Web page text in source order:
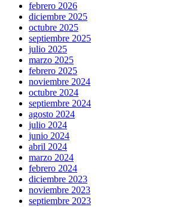
febrero 2026
diciembre 2025
octubre 2025
septiembre 2025
julio 2025
marzo 2025
febrero 2025
noviembre 2024
octubre 2024
septiembre 2024
agosto 2024
julio 2024
junio 2024
abril 2024
marzo 2024
febrero 2024
diciembre 2023
noviembre 2023
septiembre 2023